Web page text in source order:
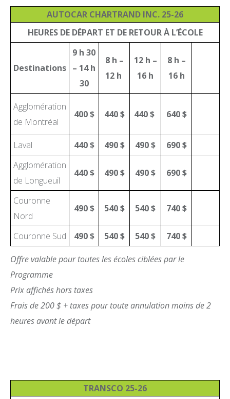
AUTOCAR CHARTRAND INC. 25-26
HEURES DE DÉPART ET DE RETOUR À L’ÉCOLE
Destinations
9 h 30
– 14 h
30
8 h –
12 h
12 h –
16 h
8 h –
16 h
Agglomération
de Montréal
400 $ 440 $ 440 $ 640 $
Laval 440 $ 490 $ 490 $
690 $
Agglomération
de Longueuil
440 $ 490 $ 490 $ 690 $
Couronne
Nord
490 $ 540 $ 540 $ 740 $
Couronne Sud 490 $ 540 $ 540 $ 740 $
Offre valable pour toutes les écoles ciblées par le
Programme
Prix affichés hors taxes
Frais de 200 $ + taxes pour toute annulation moins de 2
heures avant le départ
TRANSCO 25-26